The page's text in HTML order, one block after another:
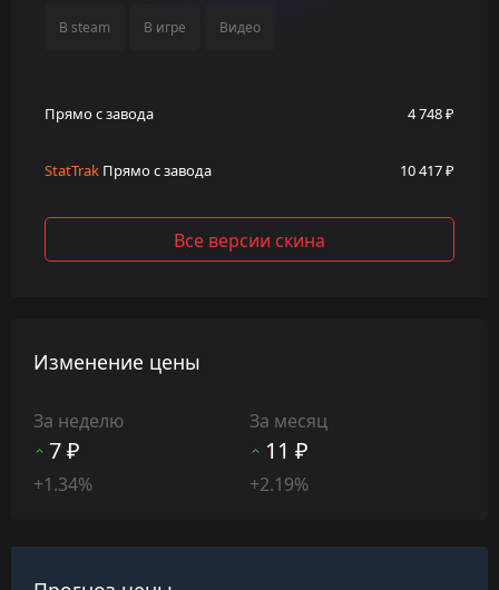
В steam В игре Видео
Прямо с завода 4 748 ₽
StatTrak Прямо с завода 10 417 ₽
Все версии скина
Изменение цены
За неделю
7 ₽
+1.34%
За месяц
11 ₽
+2.19%